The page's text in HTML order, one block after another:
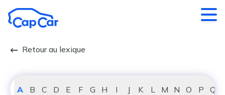
Retour au lexique
A B C D E F G H I J K L M N O P Q